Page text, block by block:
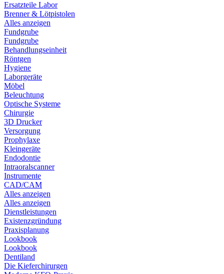
Ersatzteile Labor
Brenner & Lötpistolen
Alles anzeigen
Fundgrube
Fundgrube
Behandlungseinheit
Röntgen
Hygiene
Laborgeräte
Möbel
Beleuchtung
Optische Systeme
Chirurgie
3D Drucker
Versorgung
Prophylaxe
Kleingeräte
Endodontie
Intraoralscanner
Instrumente
CAD/CAM
Alles anzeigen
Alles anzeigen
Dienstleistungen
Existenzgründung
Praxisplanung
Lookbook
Lookbook
Dentiland
Die Kieferchirurgen